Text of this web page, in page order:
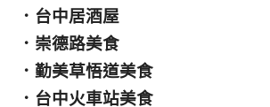
． 台中居酒屋
． 崇德路美食
． 勤美草悟道美食
． 台中火車站美食